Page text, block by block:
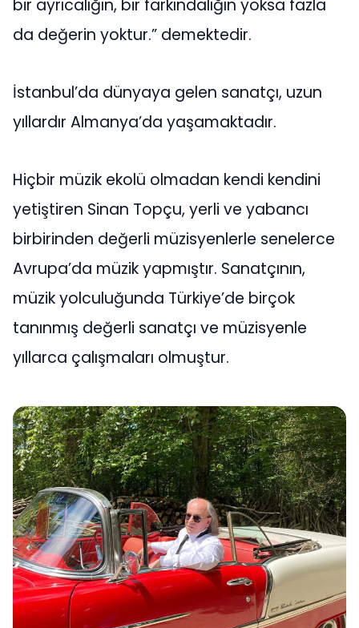
bir ayrıcalığın, bir farkındalığın yoksa fazla
da değerin yoktur.” demektedir.
İstanbul’da dünyaya gelen sanatçı, uzun
yıllardır Almanya’da yaşamaktadır.
Hiçbir müzik ekolü olmadan kendi kendini
yetiştiren Sinan Topçu, yerli ve yabancı
birbirinden değerli müzisyenlerle senelerce
Avrupa’da müzik yapmıştır. Sanatçının,
müzik yolculuğunda Türkiye’de birçok
tanınmış değerli sanatçı ve müzisyenle
yıllarca çalışmaları olmuştur.